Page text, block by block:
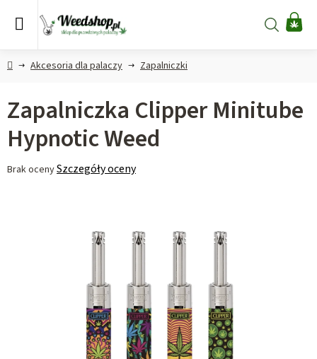
Szukaj
HomeAkcesoria dla palaczy Zapalniczki
Zapalniczka Clipper Minitube
Hypnotic Weed
Średnia
Brak ocenySzczegóły oceny